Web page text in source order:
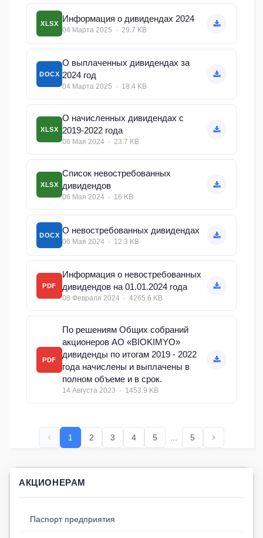
XLSX
Информация о дивидендах 2024
04 Марта 2025 · 29.7 KB
DOCX
О выплаченных дивидендах за
2024 год
04 Марта 2025 · 18.4 KB
XLSX
О начисленных дивидендах с
2019-2022 года
06 Мая 2024 · 23.7 KB
XLSX
Список невостребованных
дивидендов
06 Мая 2024 · 16 KB
DOCX
О невостребованных дивидендах
06 Мая 2024 · 12.3 KB
PDF
Информация о невостребованных
дивидендов на 01.01.2024 года
08 Февраля 2024 · 4265.6 KB
PDF
По решениям Общих собраний
акционеров АО «BIOKIMYO»
дивиденды по итогам 2019 - 2022
года начислены и выплачены в
полном объеме и в срок.
14 Августа 2023 · 1453.9 KB
1 2 3 4 5 5
АКЦИОНЕРАМ
Паспорт предприятия